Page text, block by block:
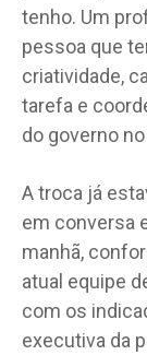
tenho. Um
pessoa que
criatividade,
tarefa e
do governo
A troca já
em conversa
manhã,
atual equipe
com os
executiva da